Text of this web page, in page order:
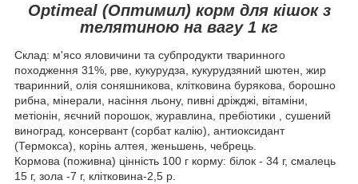
Optimeal (Оптимил) корм для кішок з
телятиною на вагу 1 кг
Склад: м'ясо яловичини та субпродукти тваринного
походження 31%, рве, кукурудза, кукурудзяний шютен, жир
тваринний, олія соняшникова, клітковина бурякова, борошно
рибна, мінерали, насіння льону, пивні дріжджі, вітаміни,
метіонін, яєчний порошок, журавлина, пребіотики , сушений
виноград, консервант (сорбат калію), антиоксидант
(Термокса), корінь алтея, женьшень, чебрець.
Кормова (поживна) цінність 100 г корму: білок - 34 г, смалець
15 г, зола -7 г, клітковина-2,5 р.